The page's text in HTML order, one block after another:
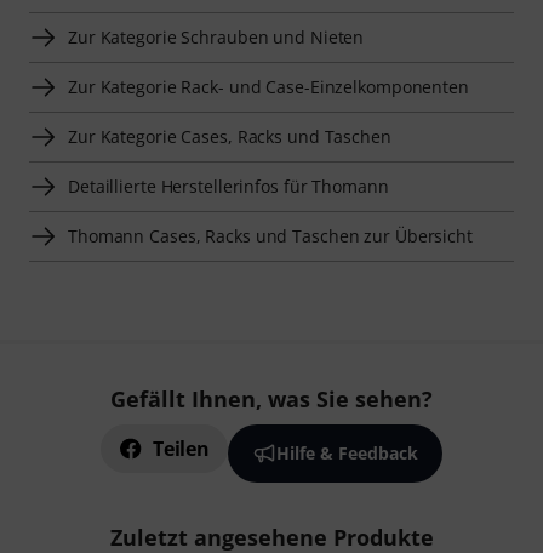
Zur Kategorie Schrauben und Nieten
Zur Kategorie Rack- und Case-Einzelkomponenten
Zur Kategorie Cases, Racks und Taschen
Detaillierte Herstellerinfos für Thomann
Thomann Cases, Racks und Taschen zur Übersicht
Gefällt Ihnen, was Sie sehen?
Teilen Hilfe & Feedback
Zuletzt angesehene Produkte